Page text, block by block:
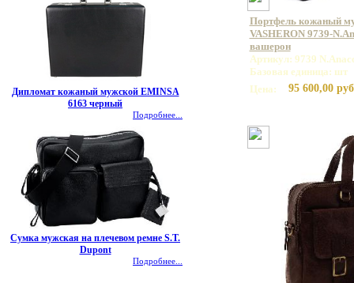
Дипломат кожаный мужской EMINSA
6163 черный
Подробнее...
Сумка мужская на плечевом ремне S.T.
Dupont
Подробнее...
Портфель кожаный
VASHERON 9739-
вашерон
Артикул: 9739
Базовая единица: шт
Цена:
95 600,00